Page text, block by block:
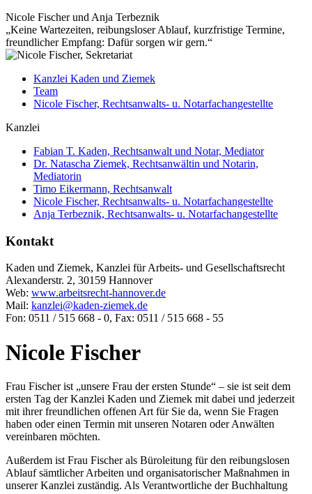
Nicole Fischer und Anja Terbeznik
„Keine Wartezeiten, reibungsloser Ablauf, kurzfristige Termine,
freundlicher Empfang: Dafür sorgen wir gern.“
Kanzlei Kaden und Ziemek
Team
Nicole Fischer, Rechtsanwalts- u. Notarfachangestellte
Kanzlei
Fabian T. Kaden, Rechtsanwalt und Notar, Mediator
Dr. Natascha Ziemek, Rechtsanwältin und Notarin,
Mediatorin
Timo Eikermann, Rechtsanwalt
Nicole Fischer, Rechtsanwalts- u. Notarfachangestellte
Anja Terbeznik, Rechtsanwalts- u. Notarfachangestellte
Kontakt
Kaden und Ziemek, Kanzlei für Arbeits- und Gesellschaftsrecht
Alexanderstr. 2, 30159 Hannover
Web: www.arbeitsrecht-hannover.de
Mail: kanzlei@kaden-ziemek.de
Fon: 0511 / 515 668 - 0, Fax: 0511 / 515 668 - 55
Nicole Fischer
Frau Fischer ist „unsere Frau der ersten Stunde“ – sie ist seit dem
ersten Tag der Kanzlei Kaden und Ziemek mit dabei und jederzeit
mit ihrer freundlichen offenen Art für Sie da, wenn Sie Fragen
haben oder einen Termin mit unseren Notaren oder Anwälten
vereinbaren möchten.
Außerdem ist Frau Fischer als Büroleitung für den reibungslosen
Ablauf sämtlicher Arbeiten und organisatorischer Maßnahmen in
unserer Kanzlei zuständig. Als Verantwortliche der Buchhaltung